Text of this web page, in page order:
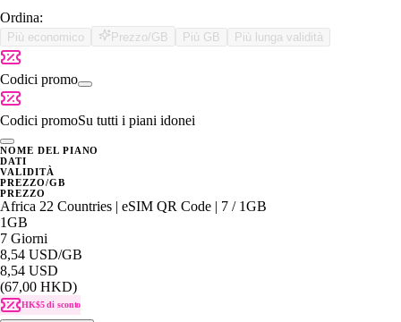
Ordina:
Più economico Prezzo/GB Più GB Più lunga validità
Codici promo
Codici promoSu tutti i piani idonei
NOME DEL PIANO
DATI
VALIDITÀ
PREZZO/GB
PREZZO
Africa 22 Countries | eSIM QR Code | 7 / 1GB
1GB
7 Giorni
8,54 USD/GB
8,54 USD
(67,00 HKD)
HK$5 di sconto